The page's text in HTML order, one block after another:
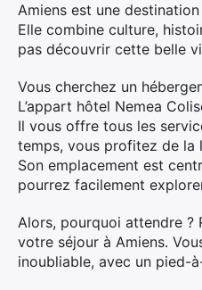
Amiens est une
Elle combine culture,
pas découvrir cette belle
Vous cherchez un
L’appart hôtel Nemea
Il vous offre tous les
temps, vous profitez de la
Son emplacement est
pourrez facilement
Alors, pourquoi attendre ?
votre séjour à Amiens.
inoubliable, avec un pied-